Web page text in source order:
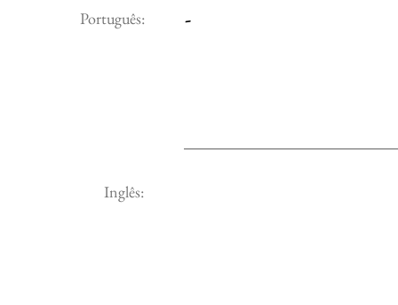
Português: -
Inglês: